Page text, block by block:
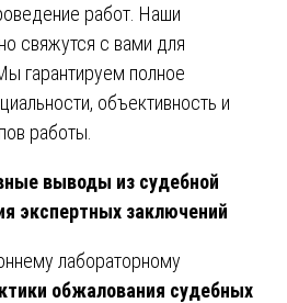
работ. Наши
свяжутся с вами для
гарантируем полное
объективность и
работы.
выводы из судебной
экспертных заключений
лабораторному
обжалования судебных